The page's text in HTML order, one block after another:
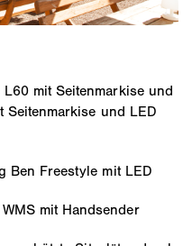
L60 mit Seitenmarkise und
und LED
Ben Freestyle mit LED
mit Handsender